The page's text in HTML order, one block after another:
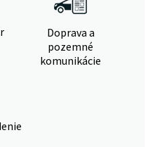
Doprava a
pozemné
komunikácie